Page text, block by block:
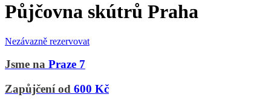
Půjčovna skútrů Praha
Nezávazně rezervovat
Jsme na Praze 7
Zapůjčení od 600 Kč